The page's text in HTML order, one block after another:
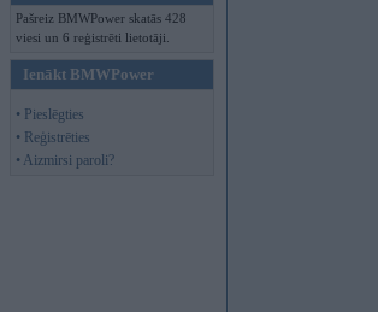
Pašreiz BMWPower skatās 428
viesi un 6 reģistrēti lietotāji.
Ienākt BMWPower
• Pieslēgties
• Reģistrēties
• Aizmirsi paroli?